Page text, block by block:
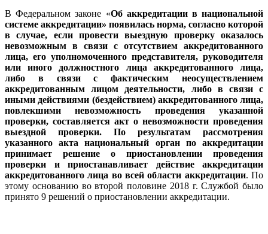
В Федеральном законе «Об аккредитации в национальной
системе аккредитации» появилась норма, согласно которой
в случае, если провести выездную проверку оказалось
невозможным в связи с отсутствием аккредитованного
лица, его уполномоченного представителя, руководителя
или иного должностного лица аккредитованного лица,
либо в связи с фактическим неосуществлением
аккредитованным лицом деятельности, либо в связи с
иными действиями (бездействием) аккредитованного лица,
повлекшими невозможность проведения указанной
проверки, составляется акт о невозможности проведения
выездной проверки. По результатам рассмотрения
указанного акта национальный орган по аккредитации
принимает решение о приостановлении проведения
проверки и приостанавливает действие аккредитации
аккредитованного лица во всей области аккредитации. По
этому основанию во второй половине 2018 г. Службой было
принято 9 решений о приостановлении аккредитации.